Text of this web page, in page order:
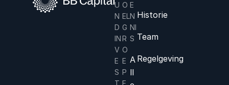
U
N
D
IN
V
E
S
T
O
EL
G
R
O
E
P
E
E
N
NI
S
A
ll
Historie
Team
Regelgeving